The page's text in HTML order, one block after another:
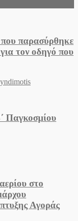
που παρασύρθηκε
τον οδηγό που
Παγκοσμίου
στο
Αγοράς